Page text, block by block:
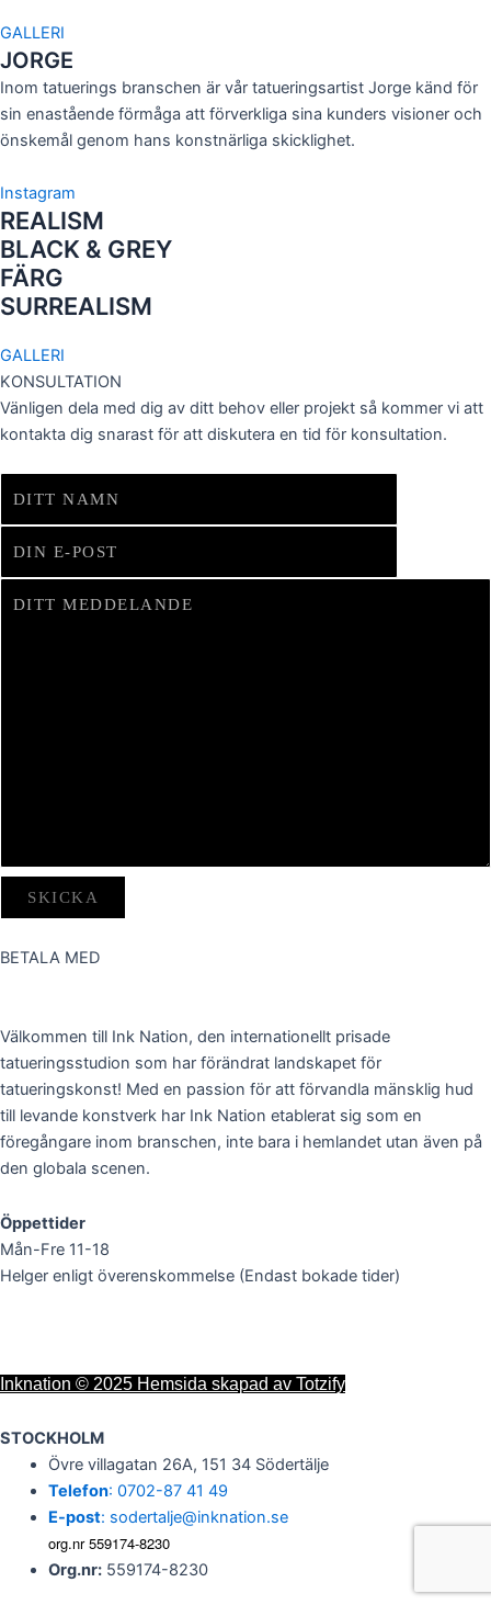
GALLERI
JORGE
Inom tatuerings branschen är vår tatueringsartist Jorge känd för
sin enastående förmåga att förverkliga sina kunders visioner och
önskemål genom hans konstnärliga skicklighet.
Instagram
REALISM
BLACK & GREY
FÄRG
SURREALISM
GALLERI
KONSULTATION
Vänligen dela med dig av ditt behov eller projekt så kommer vi att
kontakta dig snarast för att diskutera en tid för konsultation.
BETALA MED
Välkommen till Ink Nation, den internationellt prisade
tatueringsstudion som har förändrat landskapet för
tatueringskonst! Med en passion för att förvandla mänsklig hud
till levande konstverk har Ink Nation etablerat sig som en
föregångare inom branschen, inte bara i hemlandet utan även på
den globala scenen.
Öppettider
Mån-Fre 11-18
Helger enligt överenskommelse (Endast bokade tider)
Inknation © 2025 Hemsida skapad av Totzify
STOCKHOLM
Övre villagatan 26A, 151 34 Södertälje
Telefon: 0702-87 41 49
E-post: sodertalje@inknation.se
org.nr 559174-8230
Org.nr:559174-8230